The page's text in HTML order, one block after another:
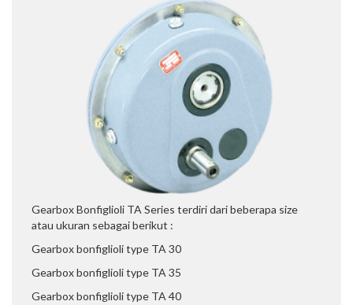
Gearbox Bonfiglioli TA Series terdiri dari beberapa size
atau ukuran sebagai berikut :
Gearbox bonfiglioli type TA 30
Gearbox bonfiglioli type TA 35
Gearbox bonfiglioli type TA 40